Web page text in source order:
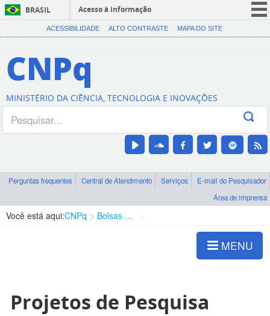
BRASIL
Acesso à informação
CORONAVÍRUS (COVID-19)
Canais
ACESSIBILIDADE ALTO CONTRASTE MAPA DO SITE
CNPq
MINISTÉRIO DA CIÊNCIA, TECNOLOGIA E INOVAÇÕES
Perguntas frequentes Central de Atendimento Serviços
E-mail do Pesquisador
Área de imprensa
Você está aqui:CNPq Bolsas e Auxílios Vigentes
MENU
Projetos de Pesquisa